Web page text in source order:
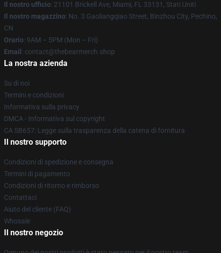
Il nostro ufficio: 21101 Brickell Ave, Miami, FL 33131, Stati Uniti
Il nostro magazzino: No. 3 Gaoliangqiao Street, Binzhou City, Pechino,
CN
Orario: 9AM – 5PM (Mon – Fri)
Email : contact@thebearmerch.shop
La nostra azienda
Su di noi
Termini e condizioni
Informativa sulla privacy
DMCA - Informativa sul copyright
CA SB657: Legge sulla trasparenza della catena di fornitura
Il nostro supporto
Condizioni di spedizione e consegna
Termini di pagamento
Condizioni di ritorno e rimborso
Contattaci
Aiuto del cliente (FAQ)
Whosale
Il nostro negozio